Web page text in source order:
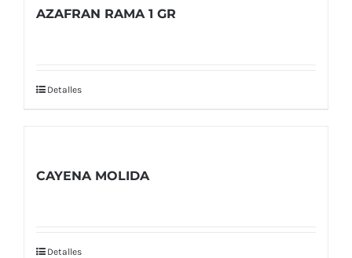
AZAFRAN RAMA 1 GR
Detalles
CAYENA MOLIDA
Detalles